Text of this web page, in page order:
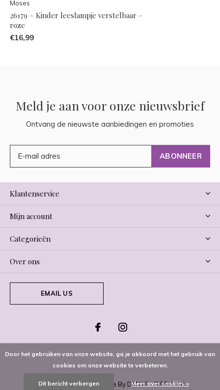
Moses
26179 – Kinder leeslampje verstelbaar –
roze
€16,99
Meld je aan voor onze nieuwsbrief
Ontvang de nieuwste aanbiedingen en promoties
ABONNEER
Klantenservice
Mijn account
Categorieën
Over ons
EMAIL US
© Copyright2026- Theme By DMWS-RSS-feed
Door het gebruiken van onze website, ga je akkoord met het gebruik van
cookies om onze website te verbeteren.
Dit bericht verbergen Meer over cookies »